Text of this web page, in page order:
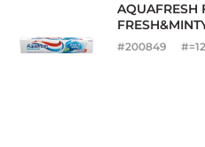
AQUAFRESH
#200849